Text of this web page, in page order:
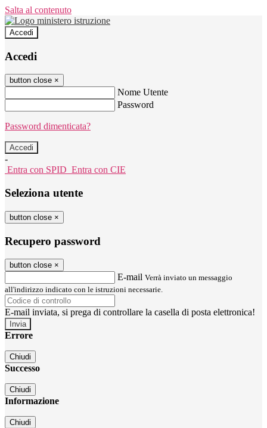
Salta al contenuto
Accedi
Accedi
button close ×
Nome Utente
Password
Password dimenticata?
-
Entra con SPID Entra con CIE
Seleziona utente
button close ×
Recupero password
button close ×
E-mail Verrà inviato un messaggio
all'indirizzo indicato con le istruzioni necessarie.
E-mail inviata, si prega di controllare la casella di posta elettronica!
Errore
Chiudi
Successo
Chiudi
Informazione
Chiudi